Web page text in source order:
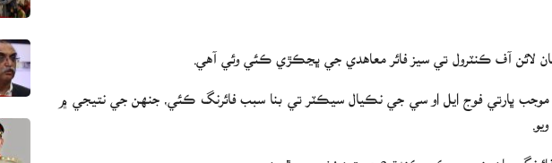
لائن آف ڪنٽرول تي سيز فائر معاهدي جي ڀڃڪڙي ڪئي وئي آهي.
موجب ڀارتي فوج ايل او سي جي نڪيال سيڪٽر تي بنا سبب فائرنگ ڪئي، جنهن جي نتيجي ۾
ٻنيءَ ۾ ڪم ڪندڙ 3 عورتون زخمي به ٿيون.